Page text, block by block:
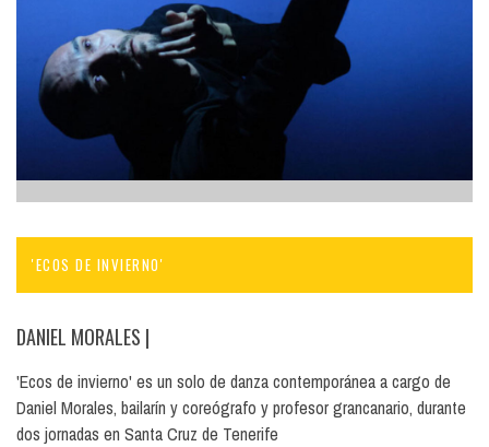
'ECOS DE INVIERNO'
DANIEL MORALES |
'Ecos de invierno' es un solo de danza contemporánea a cargo de
Daniel Morales, bailarín y coreógrafo y profesor grancanario, durante
dos jornadas en Santa Cruz de Tenerife